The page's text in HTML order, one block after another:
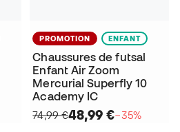
PROMOTION ENFANT
Chaussures de futsal
Enfant Air Zoom
Mercurial Superfly 10
Academy IC
74,99 €48,99 €−35%